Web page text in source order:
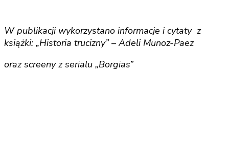
W publikacji wykorzystano informacje i cytaty z
książki: „Historia trucizny” – Adeli Munoz-Paez
oraz screeny z serialu „Borgias”